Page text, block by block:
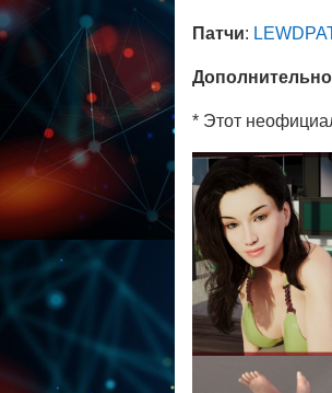
Патчи:
Дополнительно
* Этот